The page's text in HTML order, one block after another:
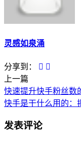
灵感如泉涌
分享到：
上一篇
快速提升快手粉丝数
快手是干什么用的：
发表评论